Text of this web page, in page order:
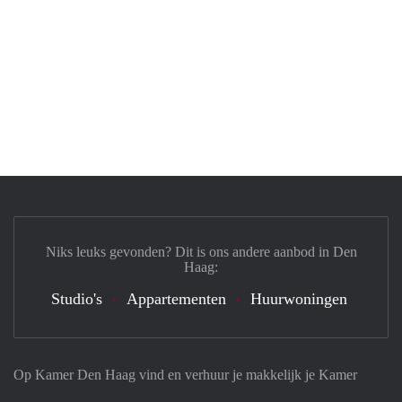
Op Kamer Den Haag vind en verhuur je makkelijk je Kamer
Niks leuks gevonden? Dit is ons andere aanbod in Den
Haag:
Studio's Appartementen Huurwoningen